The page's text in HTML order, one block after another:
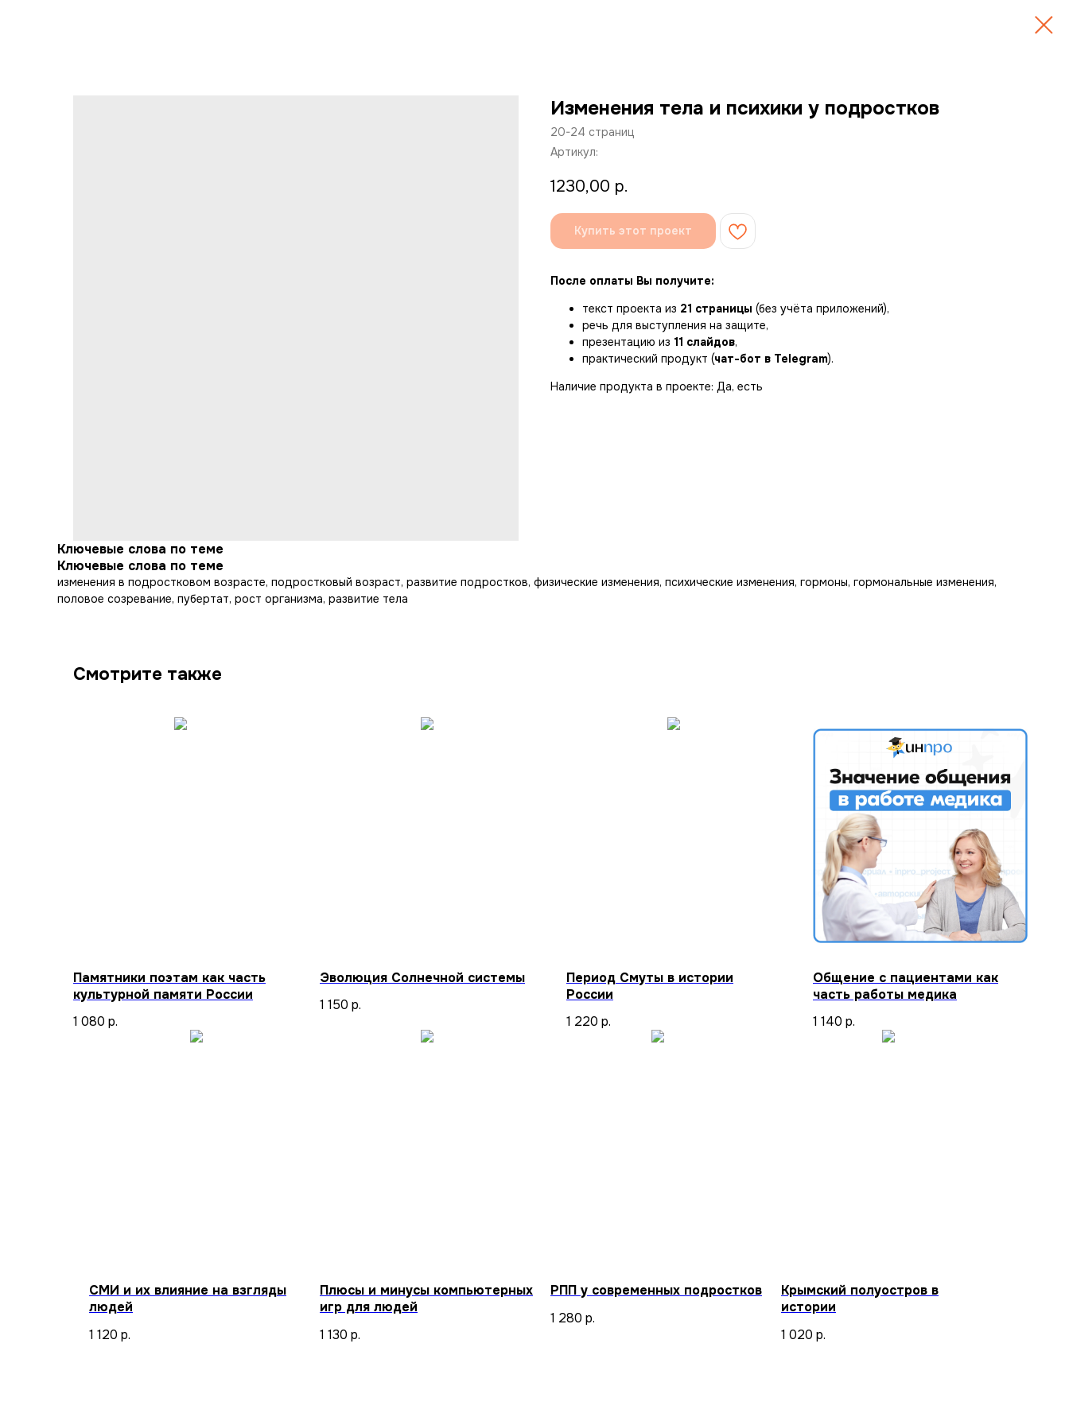
Изменения тела и психики у подростков
20-24 страниц
Артикул:
1230,00 р.
Купить этот проект
После оплаты Вы получите:
текст проекта из 21 страницы (без учёта приложений),
речь для выступления на защите,
презентацию из 11 слайдов,
практический продукт (чат-бот в Telegram).
Наличие продукта в проекте: Да, есть
Ключевые слова по теме
Ключевые слова по теме
изменения в подростковом возрасте, подростковый возраст, развитие подростков, физические изменения, психические изменения, гормоны, гормональные изменения,
половое созревание, пубертат, рост организма, развитие тела
Смотрите также
Памятники поэтам как часть
культурной памяти России
1 080 р.
Эволюция Солнечной системы
1 150 р.
Период Смуты в истории
России
1 220 р.
Общение с пациентами как
часть работы медика
1 140 р.
СМИ и их влияние на взгляды
людей
1 120 р.
Плюсы и минусы компьютерных
игр для людей
1 130 р.
РПП у современных подростков
1 280 р.
Крымский полуостров в
истории
1 020 р.